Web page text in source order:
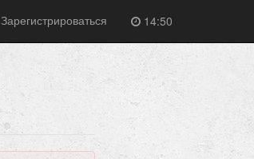
Зарегистрироваться 14:50